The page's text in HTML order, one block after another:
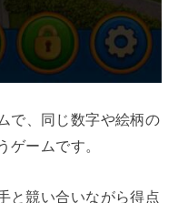
で、同じ数字や絵柄の
ゲームです。
と競い合いながら得点